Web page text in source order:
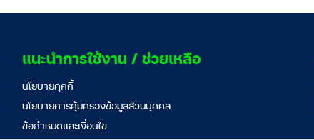
แนะนำการใช้งาน / ช่วยเหลือ
นโยบายคุกกี้
นโยบายการคุ้มครองข้อมูลส่วนบุคคล
ข้อกำหนดและเงื่อนไข